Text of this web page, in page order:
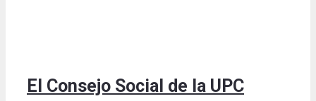
El Consejo Social de la UPC